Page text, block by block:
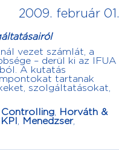
2009. február 01.
vezet számlát, a
– derül ki az IFUA
A kutatás
tartanak
szolgáltatásokat,
Controlling, Horváth &
KPI , Menedzser,